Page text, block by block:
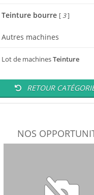
Teinture bourre [3]
Autres machines
Lot de machinesTeinture
RETOUR
NOS